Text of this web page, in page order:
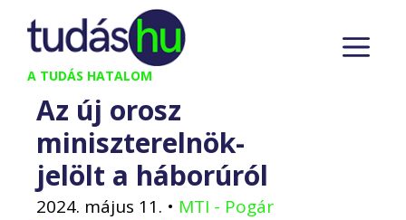
Kilépés
tartalomba
A TUDÁS HATALOM
Az új orosz
miniszterelnök-
jelölt a háborúról
2024. május 11. • MTI - Pogár